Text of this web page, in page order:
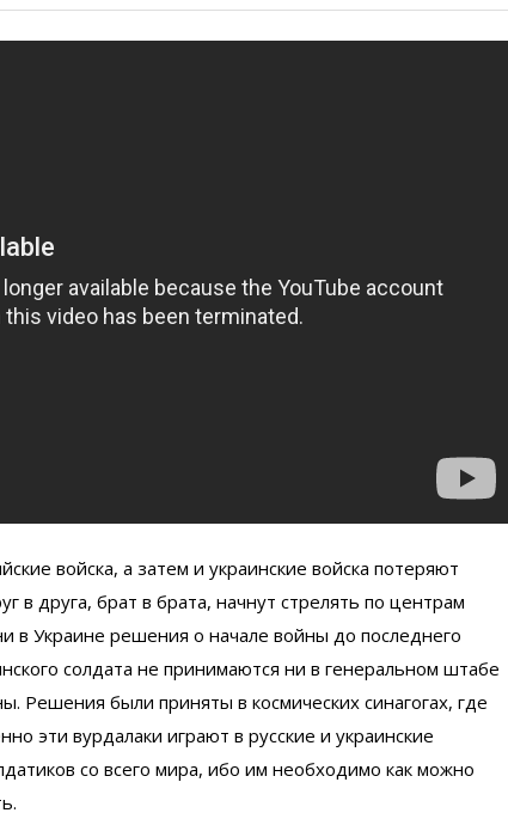
войска, а затем и украинские войска потеряют
в друга, брат в брата, начнут стрелять по центрам
в Украине решения о начале войны до последнего
солдата не принимаются ни в генеральном штабе
Решения были приняты в космических синагогах, где
эти вурдалаки играют в русские и украинские
со всего мира, ибо им необходимо как можно